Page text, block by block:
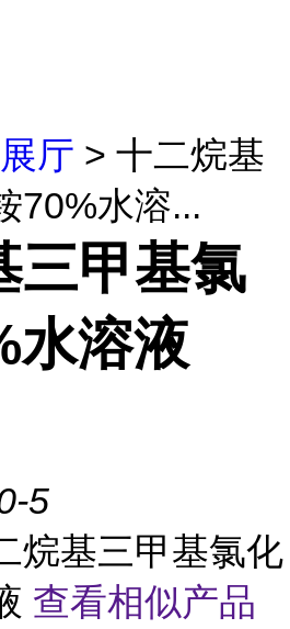
厅 > 十二烷基
70%水溶...
三甲基氯
水溶液
5
烷基三甲基氯化
查看相似产品